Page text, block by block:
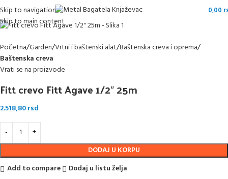
Skip to navigation
Skip to main content
0,00
Početna Garden Vrtni i baštenski alat Baštenska creva i oprema
Baštenska creva
Vrati se na proizvode
Fitt crevo Fitt Agave 1/2″ 25m
2.518,80rsd
DODAJ U KORPU
Add to compare
Dodaj u listu želja